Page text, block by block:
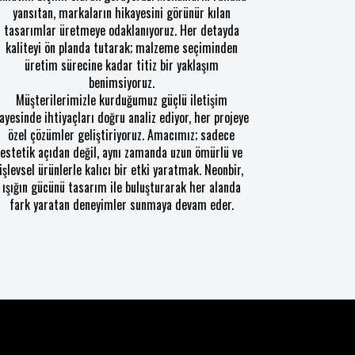
yansıtan, markaların hikayesini görünür kılan
tasarımlar üretmeye odaklanıyoruz. Her detayda
kaliteyi ön planda tutarak; malzeme seçiminden
üretim sürecine kadar titiz bir yaklaşım
benimsiyoruz.
Müşterilerimizle kurduğumuz güçlü iletişim
ihtiyaçları doğru analiz ediyor, her projeye
özel çözümler geliştiriyoruz. Amacımız; sadece
estetik açıdan değil, aynı zamanda uzun ömürlü ve
işlevsel ürünlerle kalıcı bir etki yaratmak. Neonbir,
ışığın gücünü tasarım ile buluşturarak her alanda
fark yaratan deneyimler sunmaya devam eder.